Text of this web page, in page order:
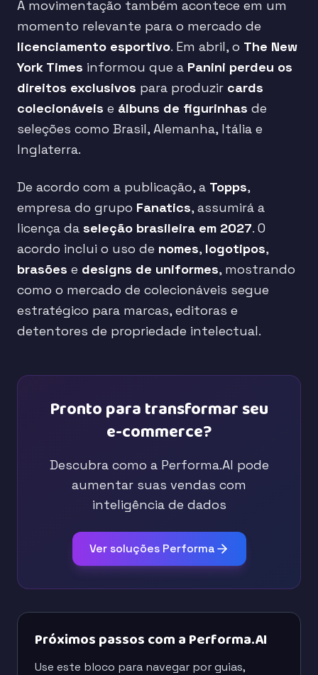
A movimentação também acontece em um
momento relevante para o mercado de
licenciamento esportivo. Em abril, o The New
York Times informou que a Panini perdeu os
direitos exclusivos para produzir cards
colecionáveis e álbuns de figurinhas de
seleções como Brasil, Alemanha, Itália e
Inglaterra.
De acordo com a publicação, a Topps,
empresa do grupo Fanatics, assumirá a
licença da seleção brasileira em 2027. O
acordo inclui o uso de nomes, logotipos,
brasões e designs de uniformes, mostrando
como o mercado de colecionáveis segue
estratégico para marcas, editoras e
detentores de propriedade intelectual.
Pronto para transformar seu
e-commerce?
Descubra como a Performa.AI pode
aumentar suas vendas com
inteligência de dados
Ver soluções Performa
Próximos passos com a Performa.AI
Use este bloco para navegar por guias,